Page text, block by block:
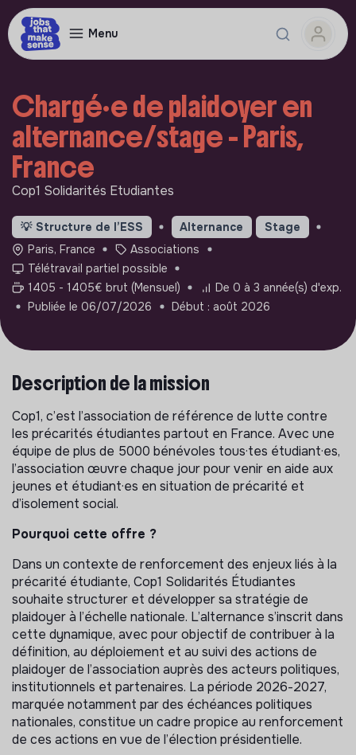
Menu
Chargé·e de plaidoyer en
alternance/stage - Paris,
France
Cop1 Solidarités Etudiantes
💡 Structure de l’ESS Alternance
Stage
Paris, France
Associations
Télétravail partiel possible
1405 - 1405€ brut (Mensuel)
De 0 à 3 année(s) d'exp.
Publiée le 06/07/2026
Début : août 2026
Description de la mission
Cop1, c’est l’association de référence de lutte contre
les précarités étudiantes partout en France. Avec une
équipe de plus de 5000 bénévoles tous·tes étudiant·es,
l’association œuvre chaque jour pour venir en aide aux
jeunes et étudiant·es en situation de précarité et
d’isolement social.
Pourquoi cette offre ?
Dans un contexte de renforcement des enjeux liés à la
précarité étudiante, Cop1 Solidarités Étudiantes
souhaite structurer et développer sa stratégie de
plaidoyer à l’échelle nationale. L’alternance s’inscrit dans
cette dynamique, avec pour objectif de contribuer à la
définition, au déploiement et au suivi des actions de
plaidoyer de l’association auprès des acteurs politiques,
institutionnels et partenaires. La période 2026-2027,
marquée notamment par des échéances politiques
nationales, constitue un cadre propice au renforcement
de ces actions en vue de l’élection présidentielle.